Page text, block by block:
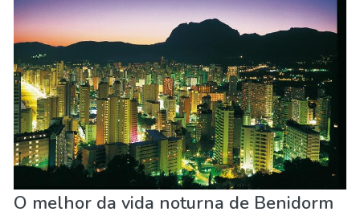
Crianças & família
Desportos e aventura
Eventos locais
Museu & Arte
Natureza e ar livre
Noite
Praias
O melhor da vida noturna de Benidorm